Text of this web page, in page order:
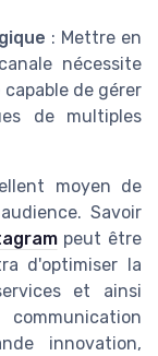
: Mettre en
nécessite
de gérer
de multiples
moyen de
Savoir
peut être
d'optimiser la
et ainsi
innovation,